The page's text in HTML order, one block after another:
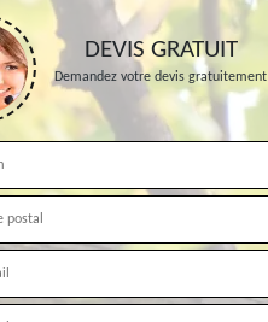
DEVIS GRATUIT
Demandez votre devis gratuitement